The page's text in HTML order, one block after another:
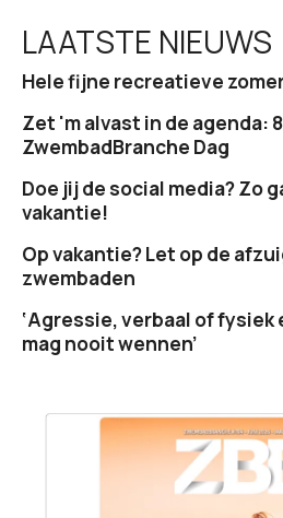
LAATSTE NIEUWS
Hele fijne recreatieve
Zet 'm alvast in de agenda:
ZwembadBranche Dag
Doe jij de social media? Zo
vakantie!
Op vakantie? Let op de
zwembaden
‘Agressie, verbaal of
mag nooit wennen’